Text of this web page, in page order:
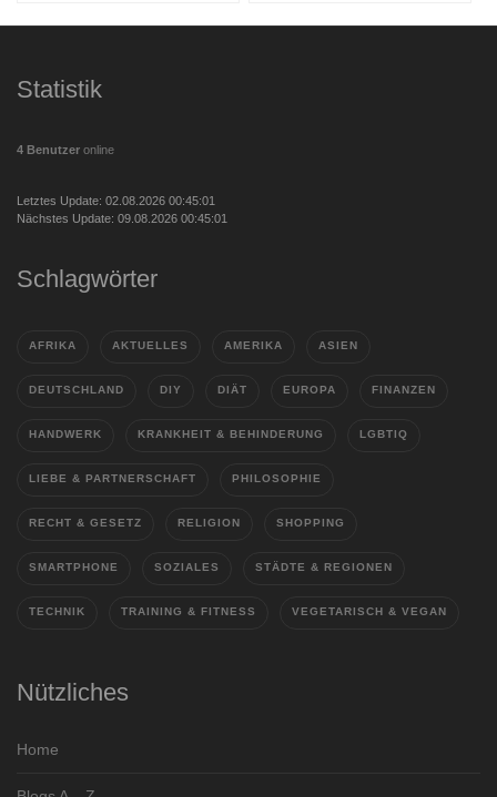
Statistik
4 Benutzer online
Letztes Update: 02.08.2026 00:45:01
Nächstes Update: 09.08.2026 00:45:01
Schlagwörter
AFRIKA AKTUELLES AMERIKA ASIEN
DEUTSCHLAND DIY DIÄT EUROPA FINANZEN
HANDWERK KRANKHEIT & BEHINDERUNG LGBTIQ
LIEBE & PARTNERSCHAFT PHILOSOPHIE
RECHT & GESETZ RELIGION SHOPPING
SMARTPHONE SOZIALES STÄDTE & REGIONEN
TECHNIK TRAINING & FITNESS VEGETARISCH & VEGAN
Nützliches
Home